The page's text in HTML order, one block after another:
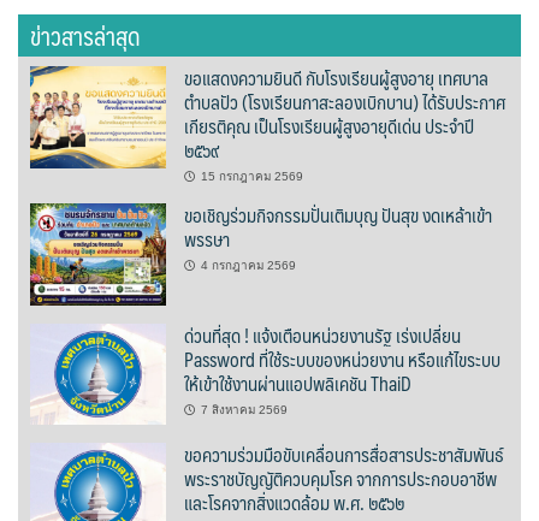
บ้านปัว ปลายนา
บ้านพักชมดอย
บ้านยลญภา
บ้านริมทุ่งรีสอร์ท
บ้านสวนศรีสุขโฮมสเตย์
บ้านฮิมนาปัว
บ้านไม้ปลายนา
ป.ปิ๊กโฮมสเตย์
ปรางค์ทองแมนชั่น
ข่าวสารล่าสุด
ขอแสดงความยินดี กับโรงเรียนผู้สูงอายุ เทศบาล
ตำบลปัว (โรงเรียนกาสะลองเบิกบาน) ได้รับประกาศ
เกียรติคุณ เป็นโรงเรียนผู้สูงอายุดีเด่น ประจำปี
๒๕๖๙
15 กรกฎาคม 2569
ขอเชิญร่วมกิจกรรมปั่นเติมบุญ ปันสุข งดเหล้าเข้า
พรรษา
4 กรกฎาคม 2569
ด่วนที่สุด ! แจ้งเตือนหน่วยงานรัฐ เร่งเปลี่ยน
Password ที่ใช้ระบบของหน่วยงาน หรือแก้ไขระบบ
ให้เข้าใช้งานผ่านแอปพลิเคชัน ThaiD
7 สิงหาคม 2569
ขอความร่วมมือขับเคลื่อนการสื่อสารประชาสัมพันธ์
พระราชบัญญัติควบคุมโรค จากการประกอบอาชีพ
และโรคจากสิ่งแวดล้อม พ.ศ. ๒๕๖๒